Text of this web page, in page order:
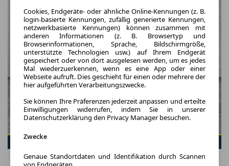
Cookies, Endgeräte- oder ähnliche Online-Kennungen (z. B.
login-basierte Kennungen, zufällig generierte Kennungen,
netzwerkbasierte Kennungen) können zusammen mit
anderen Informationen (z. B. Browsertyp und
Browserinformationen, Sprache, Bildschirmgröße,
unterstützte Technologien usw.) auf Ihrem Endgerät
gespeichert oder von dort ausgelesen werden, um es jedes
Mal wiederzuerkennen, wenn es eine App oder einer
Webseite aufruft. Dies geschieht für einen oder mehrere der
hier aufgeführten Verarbeitungszwecke.
Sie können Ihre Präferenzen jederzeit anpassen und erteilte
Einwilligungen widerrufen, indem Sie in unserer
Datenschutzerklärung den Privacy Manager besuchen.
Zwecke
Genaue Standortdaten und Identifikation durch Scannen